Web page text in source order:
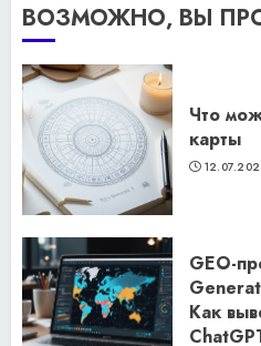
ВОЗМОЖНО, ВЫ
Что
карты
GEO-
Как